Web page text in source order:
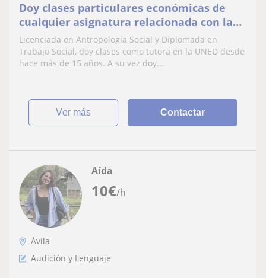
Doy clases particulares económicas de
cualquier asignatura relacionada con la
rama de Humanidades y Psicología
Licenciada en Antropología Social y Diplomada en
Trabajo Social, doy clases como tutora en la UNED desde
hace más de 15 años. A su vez doy...
ver más Contactar
10€/h
Aída
Ávila
Audición y Lenguaje